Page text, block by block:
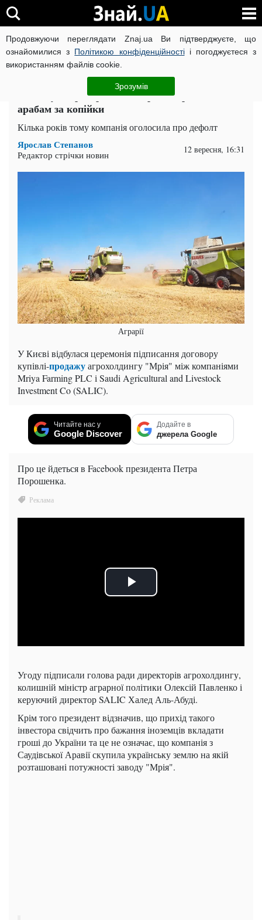
Продовжуючи переглядати Znaj.ua Ви підтверджуєте, що
ознайомилися з Політикою конфіденційностіі погоджуєтеся з
використанням файлів cookie.
Зрозумів
ВІЙНА РОСІЇ ПРОТИ УКРАЇНИ КОРОНАВІРУС В УКРАЇНІ
Суспільство ЧИТАТЬ НА РУССКОМ
Головну "агрогордість" України продали
арабам за копійки
Кілька років тому компанія оголосила про дефолт
Ярослав Степанов
Редактор стрічки новин 12 вересня, 16:31
Аграрії
У Києві відбулася церемонія підписання договору
купівлі-продажуагрохолдингу "Мрія" між компаніями
Mriya Farming PLC і Saudi Agricultural and Livestock
Investment Co (SALIC).
Читайте нас у
Google Discover
Додайте в
джерела Google
Про це йдеться в Facebook президента Петра
Порошенка.
Угоду підписали голова ради директорів агрохолдингу,
колишній міністр аграрної політики Олексій Павленко і
керуючий директор SALIC Халед Аль-Абуді.
Крім того президент відзначив, що прихід такого
інвестора свідчить про бажання іноземців вкладати
гроші до України та це не означає, що компанія з
Саудівської Аравії скупила українську землю на якій
розташовані потужності заводу "Мрія".